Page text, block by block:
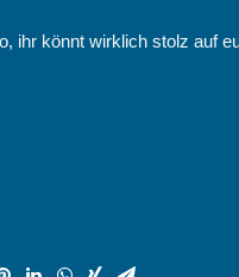
ihr könnt wirklich stolz auf